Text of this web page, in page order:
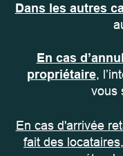
Dans les autres
En cas
propriétaire,
vous
En cas d'arrivée
fait des locataires